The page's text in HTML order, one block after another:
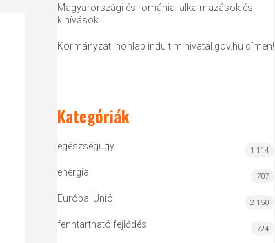
Magyarországi és romániai alkalmazások és
kihívások
Kormányzati honlap indult mihivatal.gov.hu címen!
Kategóriák
egészségügy 1 114
energia 707
Európai Unió 2 150
fenntartható fejlődés 724